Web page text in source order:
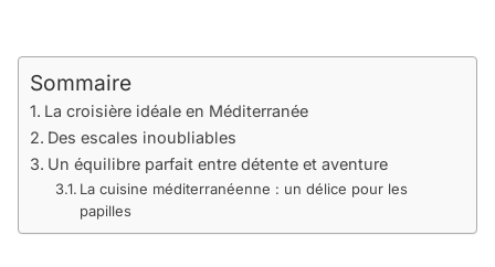
Sommaire
La croisière idéale en Méditerranée
Des escales inoubliables
Un équilibre parfait entre détente et aventure
La cuisine méditerranéenne : un délice pour les
papilles